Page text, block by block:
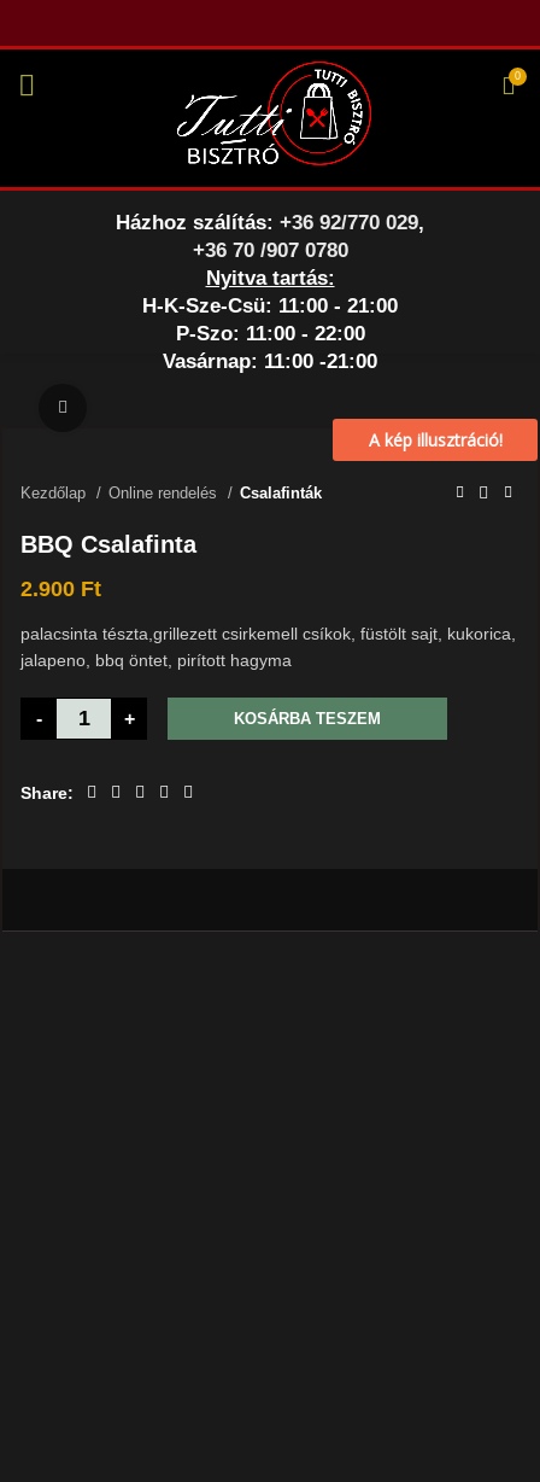
0
Házhoz szálítás: +36 92/770 029,
+36 70 /907 0780
Nyitva tartás:
H-K-Sze-Csü: 11:00 - 21:00
P-Szo: 11:00 - 22:00
Vasárnap: 11:00 -21:00
A kép illusztráció!
Kezdőlap Online rendelés Csalafinták
BBQ Csalafinta
2.900 Ft
palacsinta tészta,grillezett csirkemell csíkok, füstölt sajt, kukorica,
jalapeno, bbq öntet, pirított hagyma
- + KOSÁRBA TESZEM
Share: